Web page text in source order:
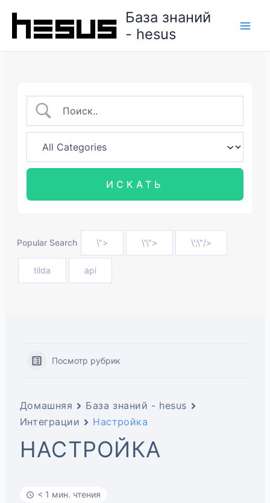
содержимому
База знаний
- hesus
Popular Search \"> \'\"> \';\"/>
tilda api
Посмотр рубрик
Домашняя
База знаний - hesus
Интеграции
Настройка
НАСТРОЙКА
< 1 мин. чтения